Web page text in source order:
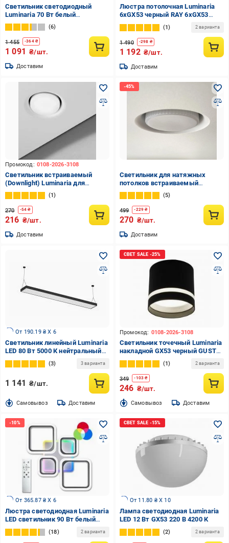
Светильник светодиодный
Luminaria 70 Вт белый
3000+6500 К ISLAND 70W S
ON/OFF
6
1 455 -364₴
1 091 ₴/шт.
Доставим
Люстра потолочная Luminaria
6xGX53 черный RAY 6xGX53
(3+3) BLACK
1 2 варианта
1 490 -298 ₴
1 192 ₴/шт.
Доставим
Промокод: 0108-2026-3108
Светильник встраиваемый
(Downlight) Luminaria для
натяжных потолков GX53
белый CB53 R105 GX53
1
270 -54 ₴
216 ₴/шт.
Доставим
Светильник для натяжных
потолков встраиваемый
Luminaria СВ53 R105 GX53 220V
IP20
5
499 -229 ₴
270 ₴/шт.
Доставим
От 190.19 ₴ X 6
Светильник линейный Luminaria
LED 80 Вт 5000 К нейтральный
UNIVERSAL 80W 5000K BLACK
3 3 варианта
1 141 ₴/шт.
Cамовывоз Доставим
Промокод: 0108-2026-3108
Светильник точечный Luminaria
накладной GX53 черный GUSTA
1хGX53 BLACK
1 2 варианта
349 -103 ₴
246 ₴/шт.
Cамовывоз Доставим
От 365.87 ₴ X 6
Люстра светодиодная Luminaria
LED светильник 90 Вт белый
OVAL RGB 90W 5S WHITE
18 2 варианта
От 11.80 ₴ X 10
Лампа светодиодная Luminaria
LED 12 Вт GX53 220 В 4200 К
2 2 варианта